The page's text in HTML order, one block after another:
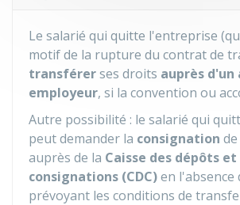
Le salarié qui quitte l'entreprise
motif de la rupture du contrat de
transférerses droits auprès d'un
employeur, si la convention ou
Autre possibilité : le salarié qui
peut demander la consignation
auprès de la Caisse des dépôts et
consignations (CDC)en l'absence
prévoyant les conditions de